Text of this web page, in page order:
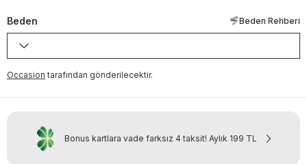
Beden Beden Rehberi
Occasion tarafından gönderilecektir.
Bonus kartlara vade farksız 4 taksit! Aylık 199 TL